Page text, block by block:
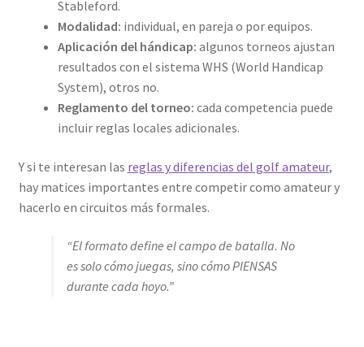
Stableford.
Modalidad: individual, en pareja o por equipos.
Aplicación del hándicap: algunos torneos ajustan
resultados con el sistema WHS (World Handicap
System), otros no.
Reglamento del torneo: cada competencia puede
incluir reglas locales adicionales.
Y si te interesan las reglas y diferencias del golf amateur,
hay matices importantes entre competir como amateur y
hacerlo en circuitos más formales.
“El formato define el campo de batalla. No
es solo cómo juegas, sino cómo PIENSAS
durante cada hoyo.”